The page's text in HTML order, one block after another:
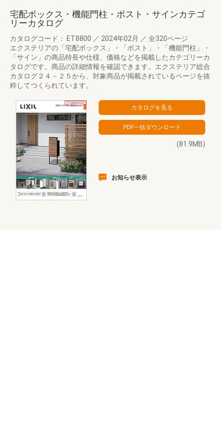
宅配ボックス・機能門柱・ポスト・サインカテゴ
リーカタログ
カタログコード： ET8800 ／ 2024年02月 ／ 全320ページ
エクステリアの「宅配ボックス」・「ポスト」・「機能門柱」・
「サイン」の商品特長や仕様、価格などを掲載したカテゴリーカ
タログです。商品の詳細情報を確認できます。エクステリア総合
カタログ２４－２５から、対象商品が掲載されているページを抜
粋してつくられています。
(81.9MB)
お知らせ表示